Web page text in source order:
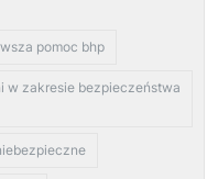
pomoc bhp
w zakresie bezpieczeństwa